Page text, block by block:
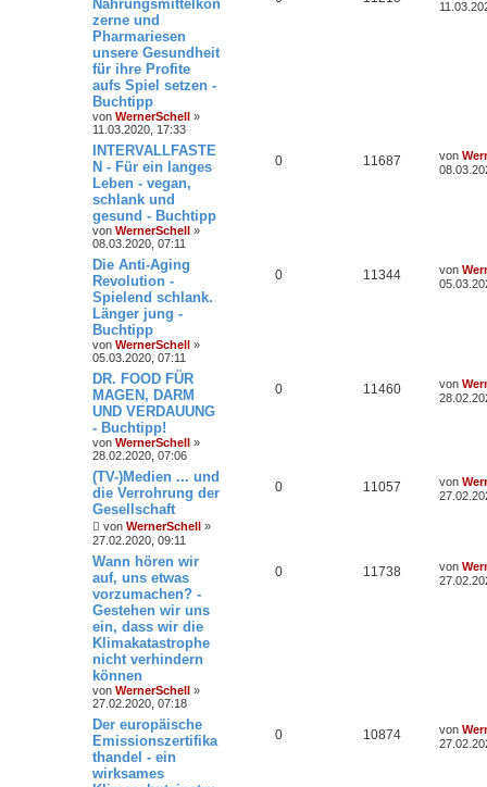
Nahrungsmittelkon
zerne und
Pharmariesen
unsere Gesundheit
für ihre Profite
aufs Spiel setzen -
Buchtipp
von WernerSchell »
11.03.2020, 17:33
INTERVALLFASTE
N - Für ein langes
Leben - vegan,
schlank und
gesund - Buchtipp
von WernerSchell »
08.03.2020, 07:11
0 11687 von
Die Anti-Aging
Revolution -
Spielend schlank.
Länger jung -
Buchtipp
von WernerSchell »
05.03.2020, 07:11
0 11344 von
DR. FOOD FÜR
MAGEN, DARM
UND VERDAUUNG
- Buchtipp!
von WernerSchell »
28.02.2020, 07:06
0 11460 von
(TV-)Medien ... und
die Verrohrung der
Gesellschaft
von WernerSchell »
27.02.2020, 09:11
0 11057 von
Wann hören wir
auf, uns etwas
vorzumachen? -
Gestehen wir uns
ein, dass wir die
Klimakatastrophe
nicht verhindern
können
von WernerSchell »
27.02.2020, 07:18
0 11738 von
Der europäische
Emissionszertifika
thandel - ein
wirksames
0 10874 von